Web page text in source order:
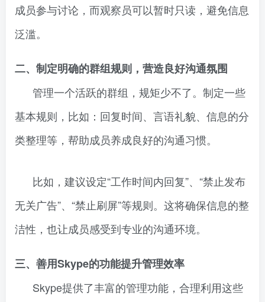
成员参与讨论，而观察员可以暂时只读，避免信息
泛滥。
二、制定明确的群组规则，营造良好沟通氛围
管理一个活跃的群组，规矩少不了。制定一些
基本规则，比如：回复时间、言语礼貌、信息的分
类整理等，帮助成员养成良好的沟通习惯。
比如，建议设定“工作时间内回复”、“禁止发布
无关广告”、“禁止刷屏”等规则。这将确保信息的整
洁性，也让成员感受到专业的沟通环境。
三、善用Skype的功能提升管理效率
Skype提供了丰富的管理功能，合理利用这些